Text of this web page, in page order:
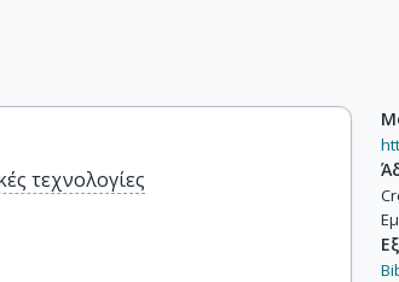
τεχνολογίες